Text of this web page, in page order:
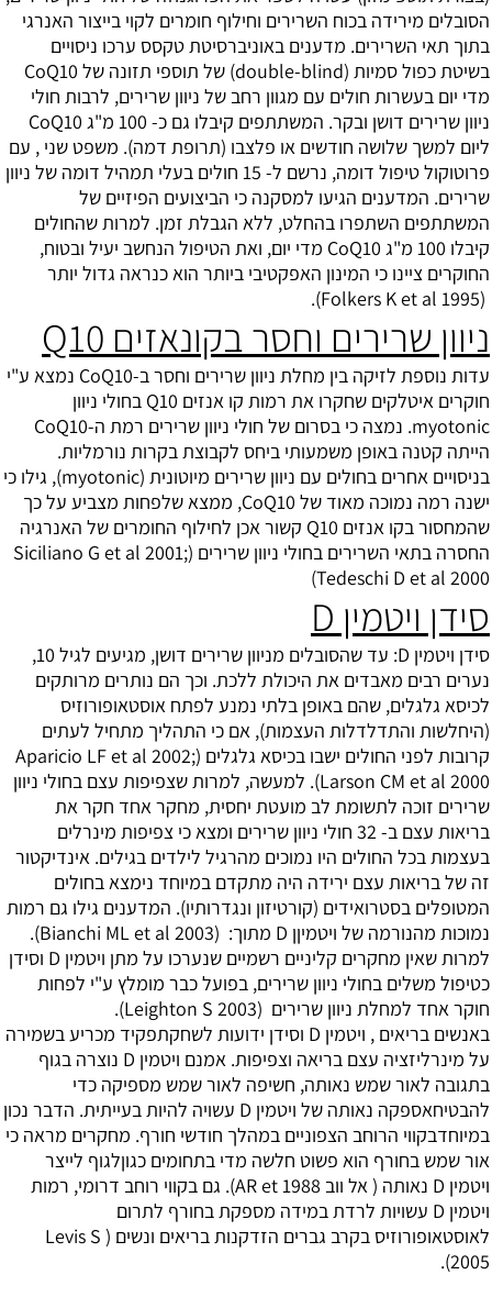
הסובלים מירידה בכוח השרירים וחילוף חומרים לקוי בייצור האנרגי
בתוך תאי השרירים. מדענים באוניברסיטת טקסס ערכו ניסויים
בשיטת כפול סמיות (double-blind) של תוספי תזונה של CoQ10
מדי יום בעשרות חולים עם מגוון רחב של ניוון שרירים, לרבות חולי
ניוון שרירים דושן ובקר. המשתתפים קיבלו גם כ- 100 מ"ג CoQ10
ליום למשך שלושה חודשים או פלצבו (תרופת דמה). משפט שני , עם
פרוטוקול טיפול דומה, נרשם ל- 15 חולים בעלי תמהיל דומה של ניוון
שרירים. המדענים הגיעו למסקנה כי הביצועים הפיזיים של
המשתתפים השתפרו בהחלט, ללא הגבלת זמן. למרות שהחולים
קיבלו 100 מ"ג CoQ10 מדי יום, ואת הטיפול הנחשב יעיל ובטוח,
החוקרים ציינו כי המינון האפקטיבי ביותר הוא כנראה גדול יותר
(Folkers K et al 1995).
ניוון שרירים וחסר בקונאזים Q10
עדות נוספת לזיקה בין מחלת ניוון שרירים וחסר ב-CoQ10 נמצא ע"י
חוקרים איטלקים שחקרו את רמות קו אנזים Q10 בחולי ניוון
myotonic. נמצה כי בסרום של חולי ניוון שרירים רמת ה-CoQ10
הייתה קטנה באופן משמעותי ביחס לקבוצת בקרות נורמליות.
בניסויים אחרים בחולים עם ניוון שרירים מיוטונית (myotonic), גילו כי
ישנה רמה נמוכה מאוד של CoQ10, ממצא שלפחות מצביע על כך
שהמחסור בקו אנזים Q10 קשור אכן לחילוף החומרים של האנרגיה
החסרה בתאי השרירים בחולי ניוון שרירים (Siciliano G et al 2001;
Tedeschi D et al 2000)
סידן ויטמין D
סידן ויטמין D: עד שהסובלים מניוון שרירים דושן, מגיעים לגיל 10,
נערים רבים מאבדים את היכולת ללכת. וכך הם נותרים מרותקים
לכיסא גלגלים, שהם באופן בלתי נמנע לפתח אוסטאופורוזיס
(היחלשות והתדלדלות העצמות), אם כי התהליך מתחיל לעתים
קרובות לפני החולים ישבו בכיסא גלגלים (Aparicio LF et al 2002;
Larson CM et al 2000). למעשה, למרות שצפיפות עצם בחולי ניוון
שרירים זוכה לתשומת לב מועטת יחסית, מחקר אחד חקר את
בריאות עצם ב- 32 חולי ניוון שרירים ומצא כי צפיפות מינרלים
בעצמות בכל החולים היו נמוכים מהרגיל לילדים בגילים. אינדיקטור
זה של בריאות עצם ירידה היה מתקדם במיוחד נימצא בחולים
המטופלים בסטרואידים (קורטיזון ונגדרותיו). המדענים גילו גם רמות
נמוכות מהנורמה של ויטמיןן D מתוך: (Bianchi ML et al 2003).
למרות שאין מחקרים קליניים רשמיים שנערכו על מתן ויטמין D וסידן
כטיפול משלים בחולי ניוון שרירים, בפועל כבר מומלץ ע"י לפחות
חוקר אחד למחלת ניוון שרירים (Leighton S 2003).
באנשים בריאים , ויטמין D וסידן ידועות לשחקתפקיד מכריע בשמירה
על מינרליזציה עצם בריאה וצפיפות. אמנם ויטמין D נוצרה בגוף
בתגובה לאור שמש נאותה, חשיפה לאור שמש מספיקה כדי
להבטיחאספקה ​​נאותה של ויטמין D עשויה להיות בעייתית. הדבר נכון
במיוחדבקווי הרוחב הצפוניים במהלך חודשי חורף. מחקרים מראה כי
אור שמש בחורף הוא פשוט חלשה מדי בתחומים כגוןלגוף לייצר
ויטמין D נאותה ( אל ווב AR et 1988). גם בקווי רוחב דרומי, רמות
ויטמין D עשויות לרדת במידה מספקת בחורף לתרום
לאוסטאופורוזיס בקרב גברים הזדקנות בריאים ונשים ( Levis S
2005).